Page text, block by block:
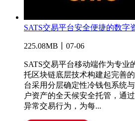
SATS交易平台安全便捷的数字
225.08MB丨07-06
SATS交易平台移动端作为专业
托区块链底层技术构建起完善
台采用分层确定性冷钱包系统
户资产的全天候安全托管，通
异常交易行为，为每...